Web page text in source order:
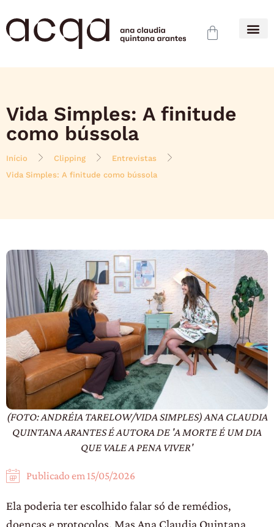
Vida Simples: A finitude
como bússola
Início Clipping
Entrevistas
Vida Simples: A finitude como bússola
(FOTO: ANDRÉIA TARELOW/VIDA SIMPLES) ANA CLAUDIA
QUINTANA ARANTES É AUTORA DE 'A MORTE É UM DIA
QUE VALE A PENA VIVER'
Publicado em 15/05/2026
Ela poderia ter escolhido falar só de remédios,
doenças e protocolos. Mas Ana Claudia Quintana